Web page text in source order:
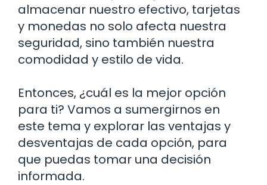
almacenar nuestro efectivo, tarjetas
y monedas no solo afecta nuestra
seguridad, sino también nuestra
comodidad y estilo de vida.
Entonces, ¿cuál es la mejor opción
para ti? Vamos a sumergirnos en
este tema y explorar las ventajas y
desventajas de cada opción, para
que puedas tomar una decisión
informada.